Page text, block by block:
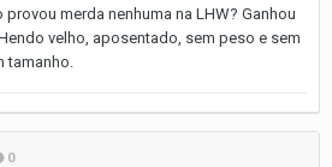
provou merda nenhuma na LHW? Ganhou
velho, aposentado, sem peso e sem
tamanho.
0